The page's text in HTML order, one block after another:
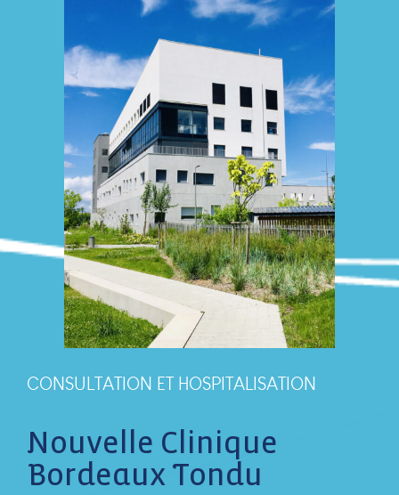
CONSULTATION ET HOSPITALISATION
Nouvelle Clinique
Bordeaux Tondu